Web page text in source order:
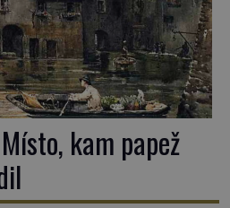
kam papež